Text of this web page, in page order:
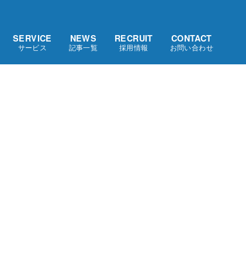
SERVICE
サービス
NEWS
記事一覧
RECRUIT
採用情報
CONTACT
お問い合わせ